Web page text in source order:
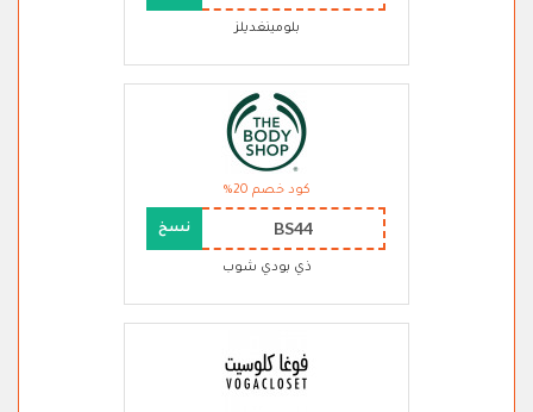
بلومينغديلز
كود خصم 20%
BS44 نسخ
ذي بودي شوب